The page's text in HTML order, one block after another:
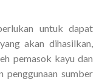
untuk dapat
akan dihasilkan,
pemasok kayu dan
penggunaan sumber